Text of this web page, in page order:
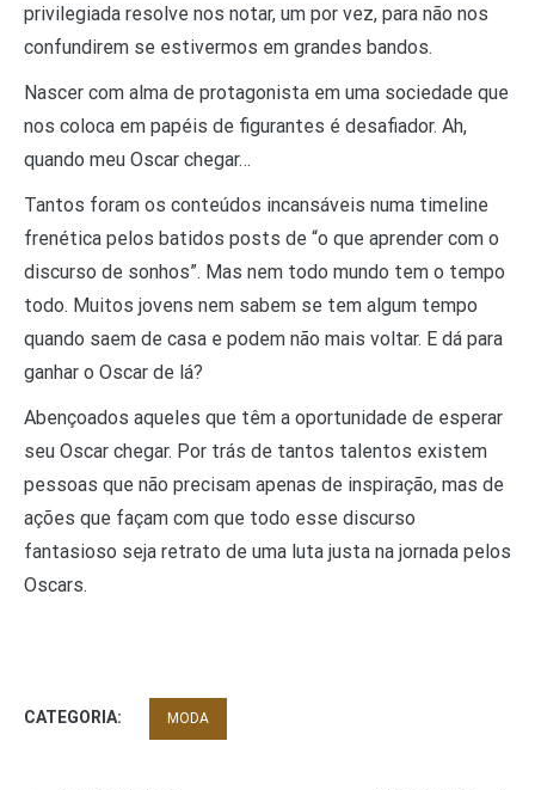
privilegiada resolve nos notar, um por vez, para não nos
confundirem se estivermos em grandes bandos.
Nascer com alma de protagonista em uma sociedade que
nos coloca em papéis de figurantes é desafiador. Ah,
quando meu Oscar chegar…
Tantos foram os conteúdos incansáveis numa timeline
frenética pelos batidos posts de “o que aprender com o
discurso de sonhos”. Mas nem todo mundo tem o tempo
todo. Muitos jovens nem sabem se tem algum tempo
quando saem de casa e podem não mais voltar. E dá para
ganhar o Oscar de lá?
Abençoados aqueles que têm a oportunidade de esperar
seu Oscar chegar. Por trás de tantos talentos existem
pessoas que não precisam apenas de inspiração, mas de
ações que façam com que todo esse discurso
fantasioso seja retrato de uma luta justa na jornada pelos
Oscars.
CATEGORIA: MODA